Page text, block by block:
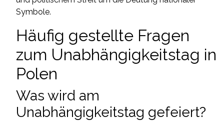
Symbole.
Häufig gestellte Fragen
zum Unabhängigkeitstag in
Polen
Was wird am
Unabhängigkeitstag gefeiert?